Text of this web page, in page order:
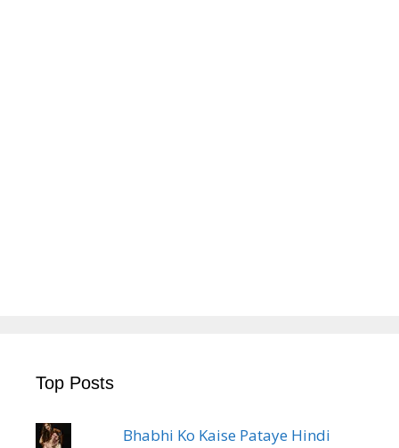
Top Posts
Bhabhi Ko Kaise Pataye Hindi